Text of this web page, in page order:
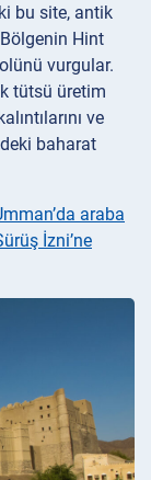
bu site, antik
Hint
vurgular.
tütsü üretim
ve
baharat
araba
İzni’ne